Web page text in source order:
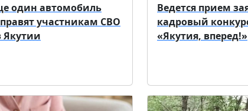
один автомобиль
участникам СВО
Якутии
Ведется прием
кадровый
«Якутия, вперед!»